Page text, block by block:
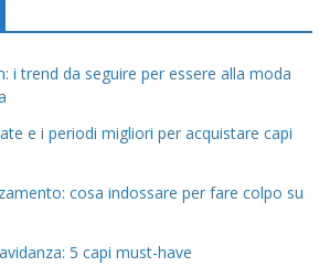
i trend da seguire per essere alla moda
e i periodi migliori per acquistare capi
cosa indossare per fare colpo su
5 capi must-have